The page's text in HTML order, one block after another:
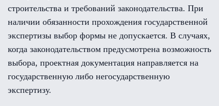
строительства и требований законодательства. При
наличии обязанности прохождения государственной
экспертизы выбор формы не допускается. В случаях,
когда законодательством предусмотрена возможность
выбора, проектная документация направляется на
государственную либо негосударственную
экспертизу.